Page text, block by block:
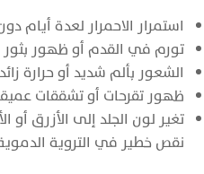
استمرار الاحمرار لعدة أيام
تورم في القدم أو ظهور بثور
الشعور بألم شديد أو حرارة
ظهور تقرحات أو تشققات
تغير لون الجلد إلى الأزرق أو
نقص خطير في التروية